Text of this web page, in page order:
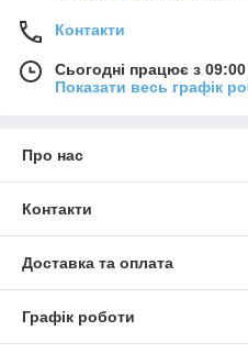
Контакти
Сьогодні працює з
Показати весь графік
Про нас
Контакти
Доставка та оплата
Графік роботи